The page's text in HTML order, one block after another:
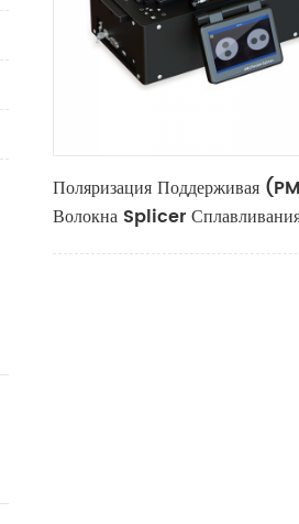
Поляризация Поддерживая
Волокна Splicer